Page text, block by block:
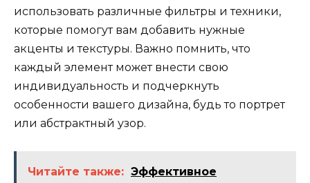
использовать различные фильтры и техники,
которые помогут вам добавить нужные
акценты и текстуры. Важно помнить, что
каждый элемент может внести свою
индивидуальность и подчеркнуть
особенности вашего дизайна, будь то портрет
или абстрактный узор.
Читайте также: Эффективное